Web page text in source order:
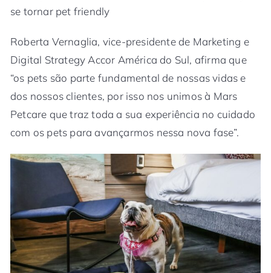
se tornar pet friendly
Roberta Vernaglia, vice-presidente de Marketing e
Digital Strategy Accor América do Sul, afirma que
“os pets são parte fundamental de nossas vidas e
dos nossos clientes, por isso nos unimos à Mars
Petcare que traz toda a sua experiência no cuidado
com os pets para avançarmos nessa nova fase”.